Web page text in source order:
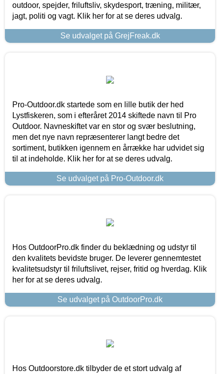
outdoor, spejder, friluftsliv, skydesport, træning, militær,
jagt, politi og vagt. Klik her for at se deres udvalg.
Se udvalget på GrejFreak.dk
Pro-Outdoor.dk startede som en lille butik der hed
Lystfiskeren, som i efteråret 2014 skiftede navn til Pro
Outdoor. Navneskiftet var en stor og svær beslutning,
men det nye navn repræsenterer langt bedre det
sortiment, butikken igennem en årrække har udvidet sig
til at indeholde. Klik her for at se deres udvalg.
Se udvalget på Pro-Outdoor.dk
Hos OutdoorPro.dk finder du beklædning og udstyr til
den kvalitets bevidste bruger. De leverer gennemtestet
kvalitetsudstyr til friluftslivet, rejser, fritid og hverdag. Klik
her for at se deres udvalg.
Se udvalget på OutdoorPro.dk
Hos Outdoorstore.dk tilbyder de et stort udvalg af